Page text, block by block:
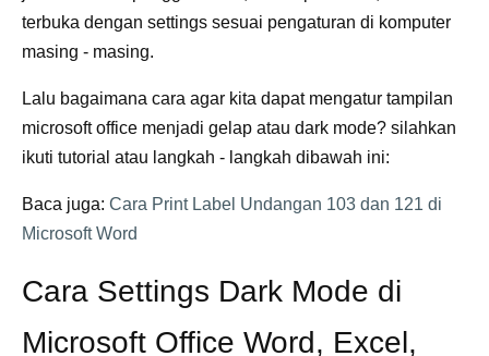
terbuka dengan settings sesuai pengaturan di komputer
masing - masing.
Lalu bagaimana cara agar kita dapat mengatur tampilan
microsoft office menjadi gelap atau dark mode? silahkan
ikuti tutorial atau langkah - langkah dibawah ini:
Baca juga: Cara Print Label Undangan 103 dan 121 di
Microsoft Word
Cara Settings Dark Mode di
Microsoft Office Word, Excel,